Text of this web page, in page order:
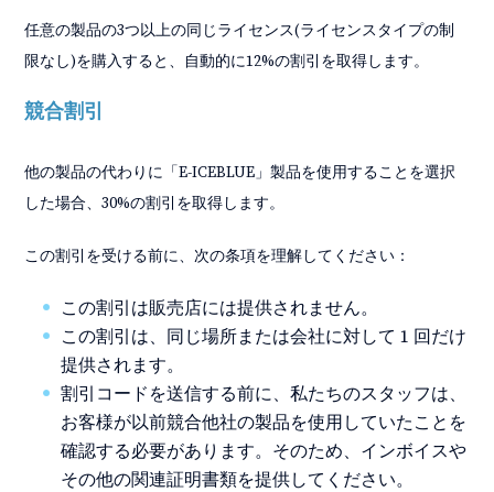
任意の製品の3つ以上の同じライセンス(ライセンスタイプの制
限なし)を購入すると、自動的に12%の割引を取得します。
競合割引
他の製品の代わりに「E-ICEBLUE」製品を使用することを選択
した場合、30%の割引を取得します。
この割引を受ける前に、次の条項を理解してください：
この割引は販売店には提供されません。
この割引は、同じ場所または会社に対して 1 回だけ
提供されます。
割引コードを送信する前に、私たちのスタッフは、
お客様が以前競合他社の製品を使用していたことを
確認する必要があります。そのため、インボイスや
その他の関連証明書類を提供してください。